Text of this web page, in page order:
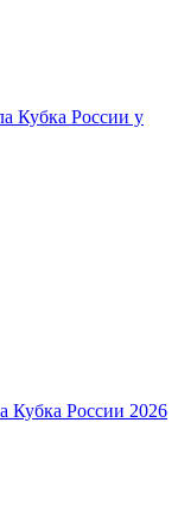
Кубка России у
Кубка России 2026